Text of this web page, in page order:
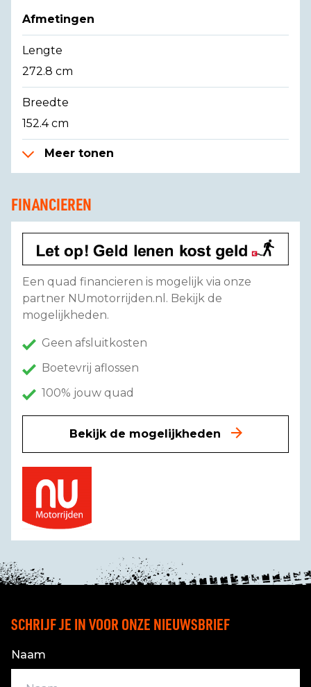
Afmetingen
Lengte
272.8 cm
Breedte
152.4 cm
Meer tonen
FINANCIEREN
Een quad financieren is mogelijk via onze
partner NUmotorrijden.nl. Bekijk de
mogelijkheden.
Geen afsluitkosten
Boetevrij aflossen
100% jouw quad
Bekijk de mogelijkheden
SCHRIJF JE IN VOOR ONZE NIEUWSBRIEF
Naam